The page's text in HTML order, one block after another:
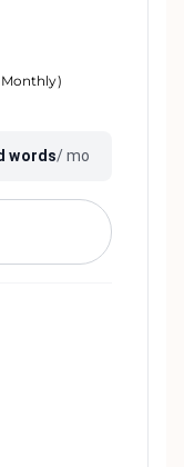
)
words/ mo